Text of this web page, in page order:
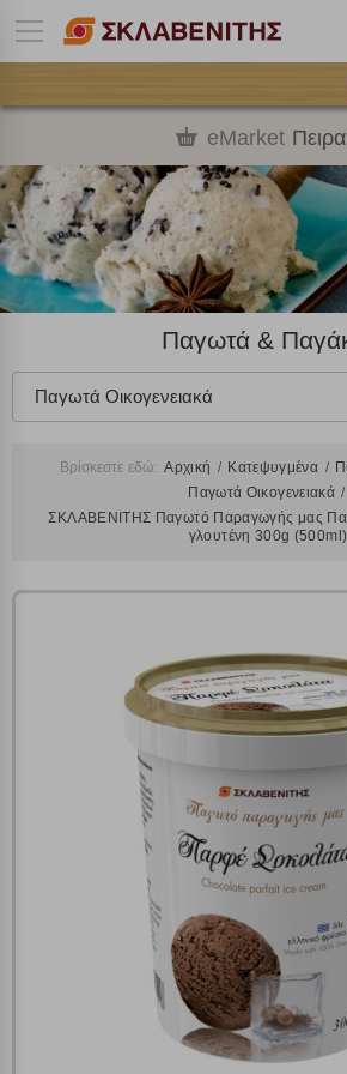
eMarket
Παγωτά &
Παγωτά Οικογενειακά
Βρίσκεστε εδώ: Αρχική Κατεψυγμένα
Παγωτά Οικογενειακά
ΣΚΛΑΒΕΝΙΤΗΣ Παγωτό Παραγωγής μας
γλουτένη 300g (500ml)